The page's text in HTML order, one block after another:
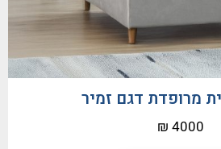
מרופדת דגם זמיר
4000 ₪